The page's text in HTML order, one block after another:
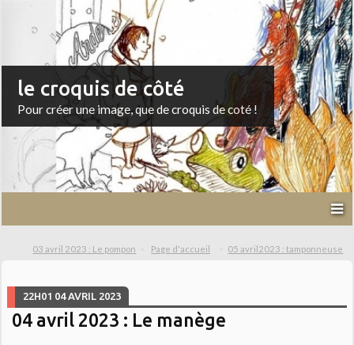
le croquis de côté
Pour créer une image, que de croquis de coté !
03 avril 2023 : Le pompon Page d'accueil 05 avril2023 : tamponneuse
22H01 04 AVRIL 2023
04 avril 2023 : Le manège